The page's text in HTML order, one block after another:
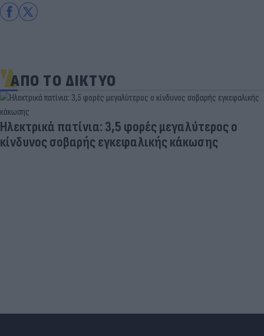
ΑΠΟ ΤΟ ΔΙΚΤΥΟ